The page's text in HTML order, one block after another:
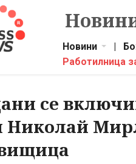
Новини |
Работилница
се
Николай